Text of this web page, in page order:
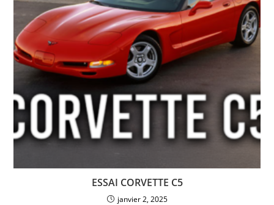
ESSAI CORVETTE C5
janvier 2, 2025